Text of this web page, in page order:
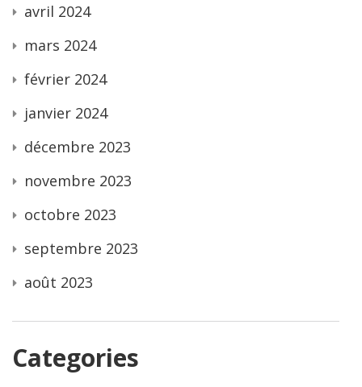
avril 2024
mars 2024
février 2024
janvier 2024
décembre 2023
novembre 2023
octobre 2023
septembre 2023
août 2023
Categories